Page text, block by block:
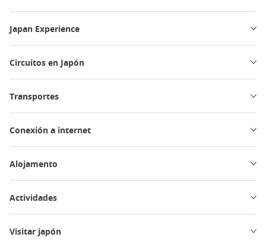
Japan Experience
Circuitos en Japón
Transportes
Conexión a internet
Alojamento
Actividades
Visitar japón